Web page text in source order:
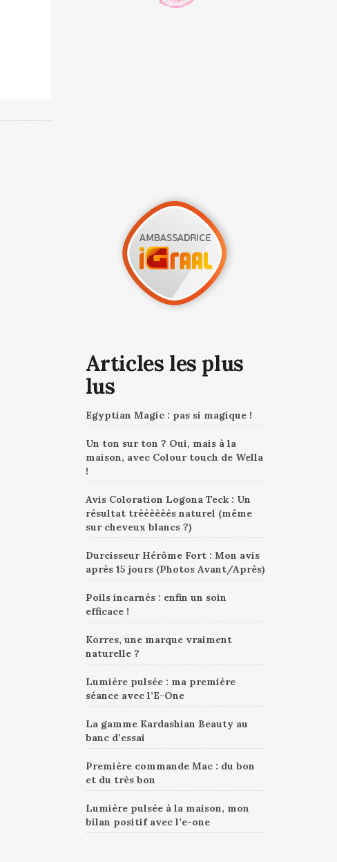
Articles les plus
lus
Egyptian Magic : pas si magique !
Un ton sur ton ? Oui, mais à la
maison, avec Colour touch de Wella
!
Avis Coloration Logona Teck : Un
résultat trèèèèèès naturel (même
sur cheveux blancs ?)
Durcisseur Hérôme Fort : Mon avis
après 15 jours (Photos Avant/Après)
Poils incarnés : enfin un soin
efficace !
Korres, une marque vraiment
naturelle ?
Lumière pulsée : ma première
séance avec l’E-One
La gamme Kardashian Beauty au
banc d’essai
Première commande Mac : du bon
et du très bon
Lumière pulsée à la maison, mon
bilan positif avec l’e-one